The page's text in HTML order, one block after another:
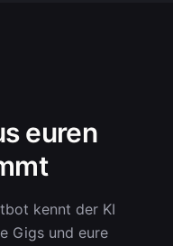
euren
kennt der KI
Gigs und eure